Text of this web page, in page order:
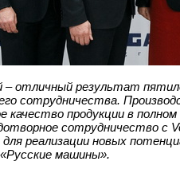
– отличный результат
сотрудничества.
качество продукции в
сотрудничество с
для реализации новых
машины».